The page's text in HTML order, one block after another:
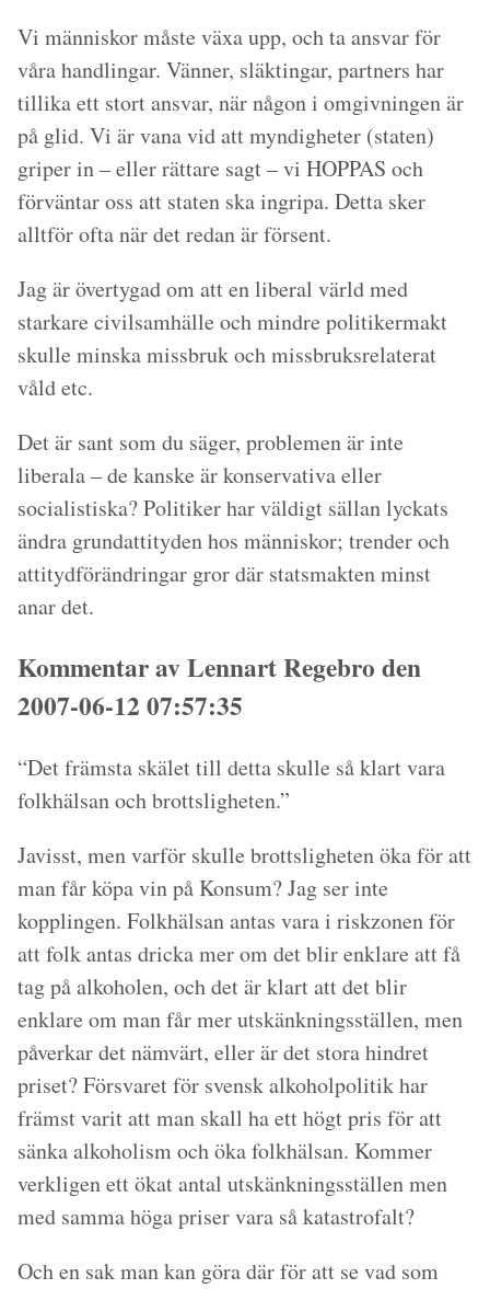
Vi människor måste växa upp, och ta ansvar för
våra handlingar. Vänner, släktingar, partners har
tillika ett stort ansvar, när någon i omgivningen är
på glid. Vi är vana vid att myndigheter (staten)
griper in – eller rättare sagt – vi HOPPAS och
förväntar oss att staten ska ingripa. Detta sker
alltför ofta när det redan är försent.
Jag är övertygad om att en liberal värld med
starkare civilsamhälle och mindre politikermakt
skulle minska missbruk och missbruksrelaterat
våld etc.
Det är sant som du säger, problemen är inte
liberala – de kanske är konservativa eller
socialistiska? Politiker har väldigt sällan lyckats
ändra grundattityden hos människor; trender och
attitydförändringar gror där statsmakten minst
anar det.
Kommentar av Lennart Regebro den
2007-06-12 07:57:35
“Det främsta skälet till detta skulle så klart vara
folkhälsan och brottsligheten.”
Javisst, men varför skulle brottsligheten öka för att
man får köpa vin på Konsum? Jag ser inte
kopplingen. Folkhälsan antas vara i riskzonen för
att folk antas dricka mer om det blir enklare att få
tag på alkoholen, och det är klart att det blir
enklare om man får mer utskänkningsställen, men
påverkar det nämvärt, eller är det stora hindret
priset? Försvaret för svensk alkoholpolitik har
främst varit att man skall ha ett högt pris för att
sänka alkoholism och öka folkhälsan. Kommer
verkligen ett ökat antal utskänkningsställen men
med samma höga priser vara så katastrofalt?
Och en sak man kan göra där för att se vad som